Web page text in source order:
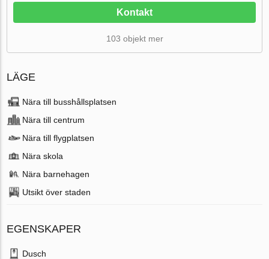
Kontakt
103 objekt mer
LÄGE
Nära till busshållsplatsen
Nära till centrum
Nära till flygplatsen
Nära skola
Nära barnehagen
Utsikt över staden
EGENSKAPER
Dusch